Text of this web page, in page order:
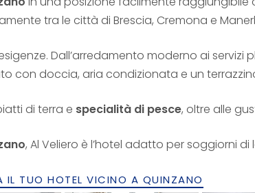
tra le città di Brescia, Cremona e
Dall’arredamento moderno ai servizi
con doccia, aria condizionata e un
di terra e specialità di pesce, oltre alle
, Al Veliero è l’hotel adatto per soggiorni
IL TUO HOTEL VICINO A QUINZANO